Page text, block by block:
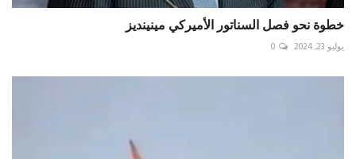
خطوة نحو فصل السناتور الأميركي مينينديز
يوليو 23, 2024 0